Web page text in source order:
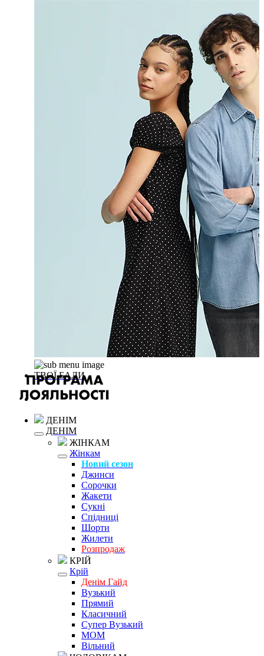
ТВОЇ БАЛИ
ДЕНІМ
ДЕНІМ
ЖІНКАМ
Жінкам
Новий сезон
Джинси
Сорочки
Жакети
Сукні
Спідниці
Шорти
Жилети
Розпродаж
КРІЙ
Крій
Денім Гайд
Вузький
Прямий
Класичний
Супер Вузький
MOM
Вільний